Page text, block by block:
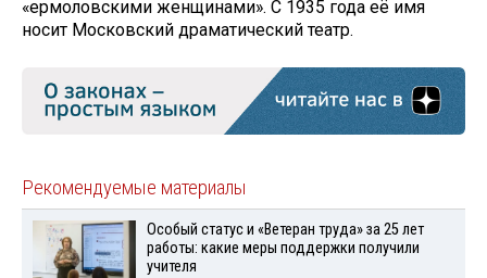
«ермоловскими женщинами». С 1935 года её имя
носит Московский драматический театр.
Рекомендуемые материалы
Особый статус и «Ветеран труда» за 25 лет
работы: какие меры поддержки получили
учителя